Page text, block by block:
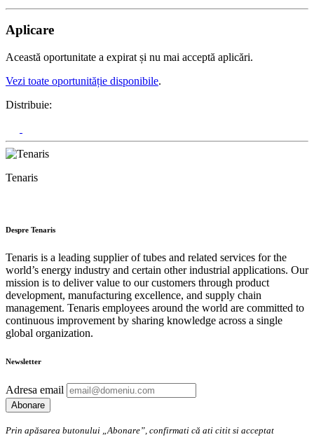
Aplicare
Această oportunitate a expirat și nu mai acceptă aplicări.
Vezi toate oportunităție disponibile.
Distribuie:
Tenaris
Despre Tenaris
Tenaris is a leading supplier of tubes and related services for the
world’s energy industry and certain other industrial applications. Our
mission is to deliver value to our customers through product
development, manufacturing excellence, and supply chain
management. Tenaris employees around the world are committed to
continuous improvement by sharing knowledge across a single
global organization.
Newsletter
Adresa email
Prin apăsarea butonului „Abonare”, confirmati că ati citit si acceptat